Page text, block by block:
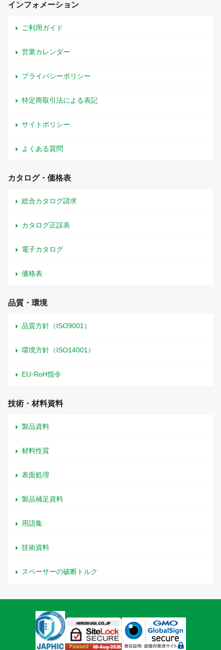
インフォメーション
ご利用ガイド
営業カレンダー
プライバシーポリシー
特定商取引法による表記
サイトポリシー
よくある質問
カタログ・価格表
総合カタログ請求
カタログ正誤表
電子カタログ
価格表
品質・環境
品質方針（ISO9001）
環境方針（ISO14001）
EU-RoH指令
技術・材料資料
製品資料
材料性質
表面処理
製品補足資料
用語集
技術資料
スペーサーの破断トルク